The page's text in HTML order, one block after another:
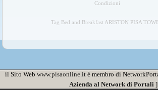
Condizioni
Tag Bed and Breakfast ARISTON PISA
il Sito Web www.pisaonline.itè membro di
Azienda al Network di Portali]